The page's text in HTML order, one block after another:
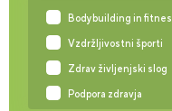
Bodybuilding in fitnes
Vzdržljivostni športi
Zdrav življenjski slog
Podpora zdravja